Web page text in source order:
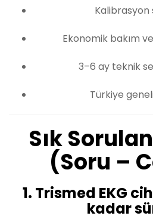
Kalibrasyon
Ekonomik bakım
3–6 ay teknik
Türkiye
Sık
(Soru –
1. Trismed EKG
kadar